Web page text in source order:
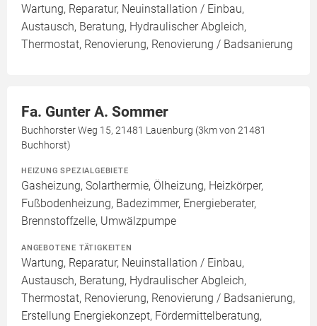
Wartung, Reparatur, Neuinstallation / Einbau,
Austausch, Beratung, Hydraulischer Abgleich,
Thermostat, Renovierung, Renovierung / Badsanierung
Fa. Gunter A. Sommer
Buchhorster Weg 15, 21481 Lauenburg (3km von 21481
Buchhorst)
HEIZUNG SPEZIALGEBIETE
Gasheizung, Solarthermie, Ölheizung, Heizkörper,
Fußbodenheizung, Badezimmer, Energieberater,
Brennstoffzelle, Umwälzpumpe
ANGEBOTENE TÄTIGKEITEN
Wartung, Reparatur, Neuinstallation / Einbau,
Austausch, Beratung, Hydraulischer Abgleich,
Thermostat, Renovierung, Renovierung / Badsanierung,
Erstellung Energiekonzept, Fördermittelberatung,